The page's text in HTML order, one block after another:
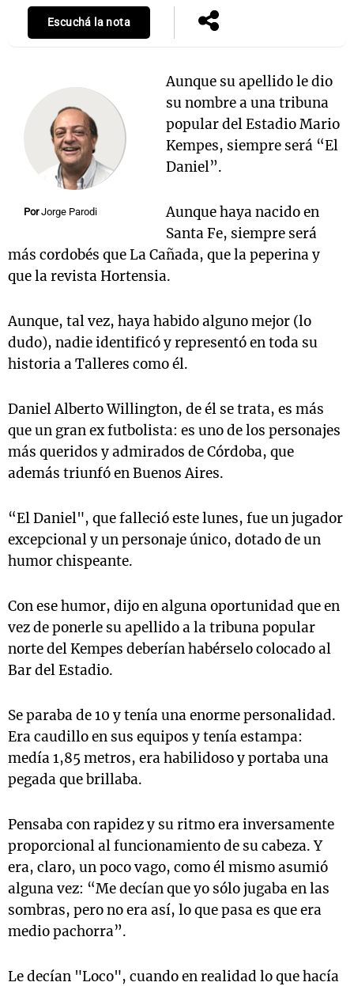
Escuchá la nota
Por Jorge Parodi
Aunque su apellido le dio
su nombre a una tribuna
popular del Estadio Mario
Kempes, siempre será “El
Daniel”.
Aunque haya nacido en
Santa Fe, siempre será
más cordobés que La Cañada, que la peperina y
que la revista Hortensia.
Aunque, tal vez, haya habido alguno mejor (lo
dudo), nadie identificó y representó en toda su
historia a Talleres como él.
Daniel Alberto Willington, de él se trata, es más
que un gran ex futbolista: es uno de los personajes
más queridos y admirados de Córdoba, que
además triunfó en Buenos Aires.
“El Daniel", que falleció este lunes, fue un jugador
excepcional y un personaje único, dotado de un
humor chispeante.
Con ese humor, dijo en alguna oportunidad que en
vez de ponerle su apellido a la tribuna popular
norte del Kempes deberían habérselo colocado al
Bar del Estadio.
Se paraba de 10 y tenía una enorme personalidad.
Era caudillo en sus equipos y tenía estampa:
medía 1,85 metros, era habilidoso y portaba una
pegada que brillaba.
Pensaba con rapidez y su ritmo era inversamente
proporcional al funcionamiento de su cabeza. Y
era, claro, un poco vago, como él mismo asumió
alguna vez: “Me decían que yo sólo jugaba en las
sombras, pero no era así, lo que pasa es que era
medio pachorra”.
Le decían "Loco", cuando en realidad lo que hacía